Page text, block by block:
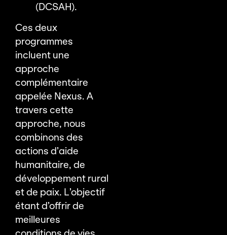
(DCSAH).
Ces deux
programmes
incluent une
approche
complémentaire
appelée Nexus. A
travers cette
approche, nous
combinons des
actions d’aide
humanitaire, de
développement rural
et de paix. L’objectif
étant d’offrir de
meilleures